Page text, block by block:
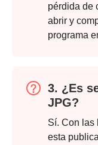
pérdida de
abrir y
programa
3. ¿Es
JPG?
Sí. Con las
esta